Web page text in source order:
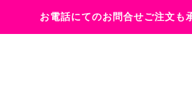
お電話にてのお問合せご注文